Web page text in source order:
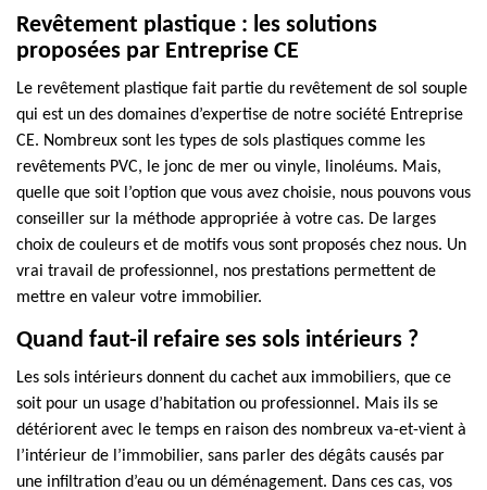
Revêtement plastique : les solutions
proposées par Entreprise CE
Le revêtement plastique fait partie du revêtement de sol souple
qui est un des domaines d’expertise de notre société Entreprise
CE. Nombreux sont les types de sols plastiques comme les
revêtements PVC, le jonc de mer ou vinyle, linoléums. Mais,
quelle que soit l’option que vous avez choisie, nous pouvons vous
conseiller sur la méthode appropriée à votre cas. De larges
choix de couleurs et de motifs vous sont proposés chez nous. Un
vrai travail de professionnel, nos prestations permettent de
mettre en valeur votre immobilier.
Quand faut-il refaire ses sols intérieurs ?
Les sols intérieurs donnent du cachet aux immobiliers, que ce
soit pour un usage d’habitation ou professionnel. Mais ils se
détériorent avec le temps en raison des nombreux va-et-vient à
l’intérieur de l’immobilier, sans parler des dégâts causés par
une infiltration d’eau ou un déménagement. Dans ces cas, vos